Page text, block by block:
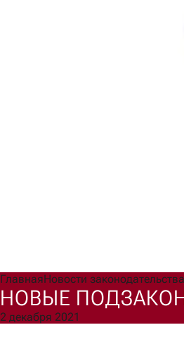
Назад
Практики
Отрасли
Корпоративное право
ГлавнаяНовости законодательства
НОВЫЕ
2 декабря 2021
Согласен(а) на обработку моих
правами, порядком их